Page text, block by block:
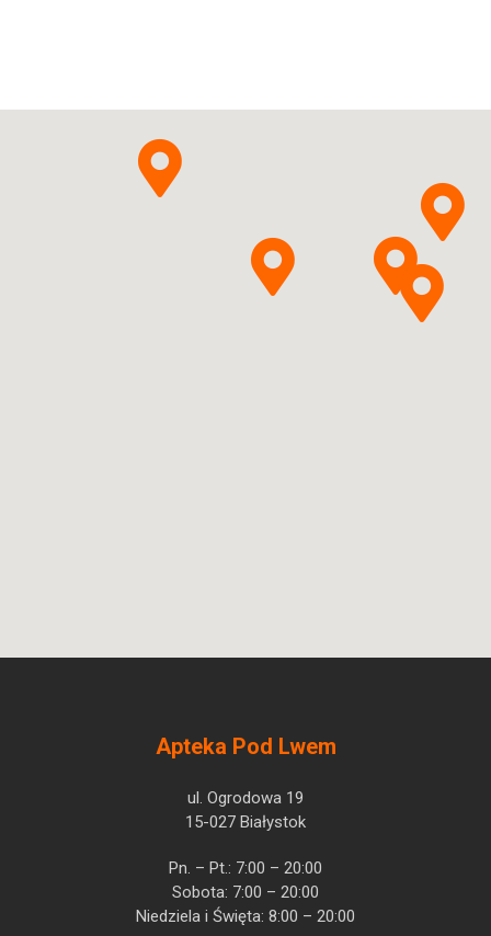
Apteka Pod Lwem
ul. Ogrodowa 19
15-027 Białystok
Pn. – Pt.: 7:00 – 20:00
Sobota: 7:00 – 20:00
Niedziela i Święta: 8:00 – 20:00